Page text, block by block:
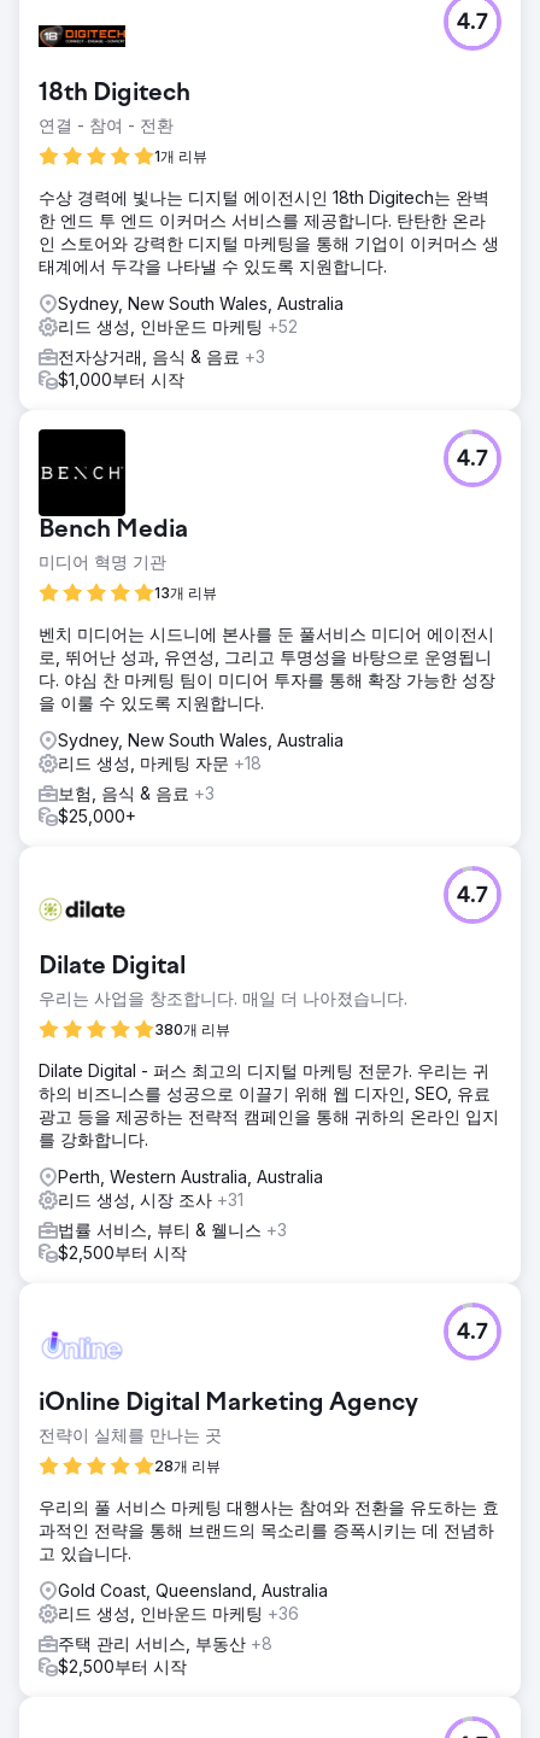
18th Digitech
연결 - 참여 - 전환
1개 리뷰
4.7
수상 경력에 빛나는 디지털 에이전시인 18th Digitech는 완벽
한 엔드 투 엔드 이커머스 서비스를 제공합니다. 탄탄한 온라
인 스토어와 강력한 디지털 마케팅을 통해 기업이 이커머스 생
태계에서 두각을 나타낼 수 있도록 지원합니다.
Sydney, New South Wales, Australia
리드 생성, 인바운드 마케팅 +52
전자상거래, 음식 & 음료 +3
$1,000부터 시작
Bench Media
미디어 혁명 기관
13개 리뷰
4.7
벤치 미디어는 시드니에 본사를 둔 풀서비스 미디어 에이전시
로, 뛰어난 성과, 유연성, 그리고 투명성을 바탕으로 운영됩니
다. 야심 찬 마케팅 팀이 미디어 투자를 통해 확장 가능한 성장
을 이룰 수 있도록 지원합니다.
Sydney, New South Wales, Australia
리드 생성, 마케팅 자문 +18
보험, 음식 & 음료 +3
$25,000+
Dilate Digital
우리는 사업을 창조합니다. 매일 더 나아졌습니다.
380개 리뷰
4.7
Dilate Digital - 퍼스 최고의 디지털 마케팅 전문가. 우리는 귀
하의 비즈니스를 성공으로 이끌기 위해 웹 디자인, SEO, 유료
광고 등을 제공하는 전략적 캠페인을 통해 귀하의 온라인 입지
를 강화합니다.
Perth, Western Australia, Australia
리드 생성, 시장 조사 +31
법률 서비스, 뷰티 & 웰니스 +3
$2,500부터 시작
iOnline Digital Marketing Agency
전략이 실체를 만나는 곳
28개 리뷰
4.7
우리의 풀 서비스 마케팅 대행사는 참여와 전환을 유도하는 효
과적인 전략을 통해 브랜드의 목소리를 증폭시키는 데 전념하
고 있습니다.
Gold Coast, Queensland, Australia
리드 생성, 인바운드 마케팅 +36
주택 관리 서비스, 부동산 +8
$2,500부터 시작